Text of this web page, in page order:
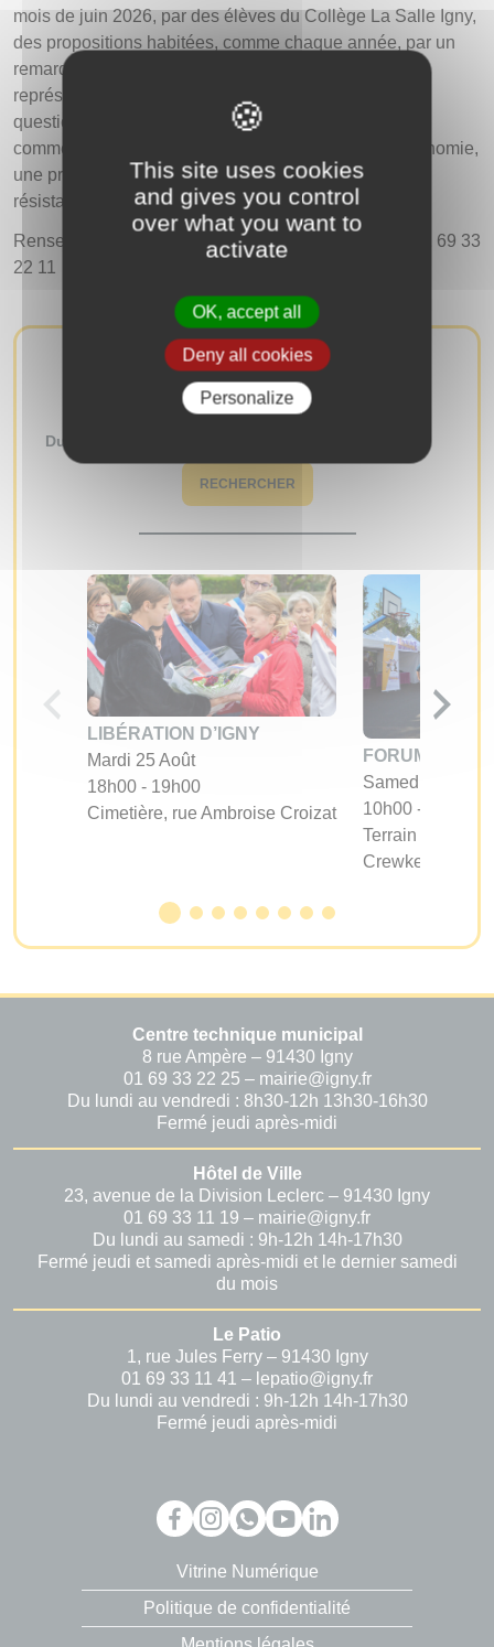
mois de juin 2026, par des élèves du Collège La Salle Igny,
des propositions habitées, comme chaque année, par un
remarquable intérêt plastique. Chaque proposition
représente une façon singulière de répondre à des
questions permettant de concevoir l’activité artistique
comme un territoire de la pensée, un secteur de l’économie,
une prise de position et parfois, comme un moyen de
résistance.
Renseignements & réservations : culture@igny.fr – 01 69 33
22 11
AUTRES ÉVÉNEMENTS
Du
RECHERCHER
LIBÉRATION D’IGNY
Mardi 25 Août
18h00 - 19h00
Cimetière, rue Ambroise Croizat
FORUM DES
Samedi 05
10h00 - 17h00
Terrain
Crewkerne
Centre technique municipal
8 rue Ampère – 91430 Igny
01 69 33 22 25 – mairie@igny.fr
Du lundi au vendredi : 8h30-12h 13h30-16h30
Fermé jeudi après-midi
Hôtel de Ville
23, avenue de la Division Leclerc – 91430 Igny
01 69 33 11 19 – mairie@igny.fr
Du lundi au samedi : 9h-12h 14h-17h30
Fermé jeudi et samedi après-midi et le dernier samedi
du mois
Le Patio
1, rue Jules Ferry – 91430 Igny
01 69 33 11 41 – lepatio@igny.fr
Du lundi au vendredi : 9h-12h 14h-17h30
Fermé jeudi après-midi
Vitrine Numérique
Politique de confidentialité
This site uses cookies
and gives you control
over what you want to
activate
OK, accept all
Deny all cookies
Personalize